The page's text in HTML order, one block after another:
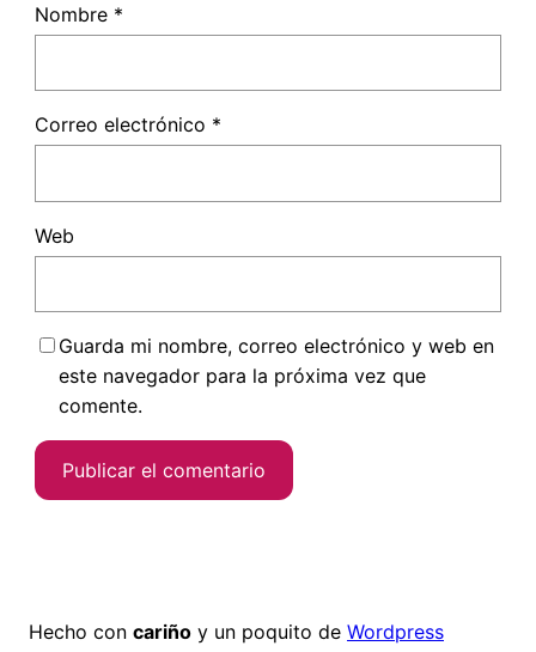
Nombre *
Correo electrónico *
Web
Guarda mi nombre, correo electrónico y web en
este navegador para la próxima vez que
comente.
Hecho con cariño y un poquito de Wordpress